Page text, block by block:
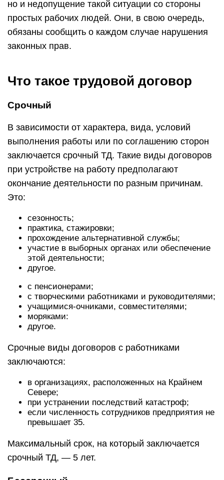
но и недопущение такой ситуации со стороны
простых рабочих людей. Они, в свою очередь,
обязаны сообщить о каждом случае нарушения
законных прав.
Что такое трудовой договор
Срочный
В зависимости от характера, вида, условий
выполнения работы или по соглашению сторон
заключается срочный ТД. Такие виды договоров
при устройстве на работу предполагают
окончание деятельности по разным причинам.
Это:
сезонность;
практика, стажировки;
прохождение альтернативной службы;
участие в выборных органах или обеспечение
этой деятельности;
другое.
с пенсионерами;
с творческими работниками и руководителями;
учащимися-очниками, совместителями;
моряками:
другое.
Срочные виды договоров с работниками
заключаются:
в организациях, расположенных на Крайнем
Севере;
при устранении последствий катастроф;
если численность сотрудников предприятия не
превышает 35.
Максимальный срок, на который заключается
срочный ТД, — 5 лет.